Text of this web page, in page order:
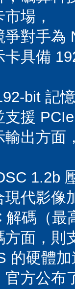
場，
爭對手為
卡具備
bit 記
支援
輸出方面
1.2b
現代影像
解碼（最
方面，則
的硬體
官方公布